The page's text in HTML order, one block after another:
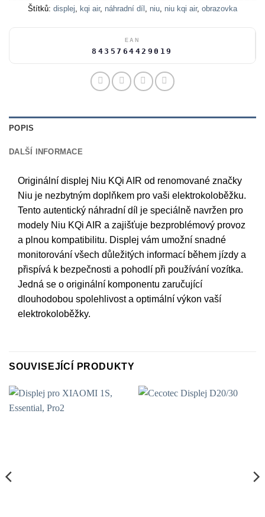
Štítků: displej, kqi air, náhradní díl , niu, niu kqi air, obrazovka
EAN
8435764429019
POPIS
DALŠÍ INFORMACE
Originální displej Niu KQi AIR od renomované značky
Niu je nezbytným doplňkem pro vaši elektrokoloběžku.
Tento autentický náhradní díl je speciálně navržen pro
modely Niu KQi AIR a zajišťuje bezproblémový provoz
a plnou kompatibilitu. Displej vám umožní snadné
monitorování všech důležitých informací během jízdy a
přispívá k bezpečnosti a pohodlí při používání vozítka.
Jedná se o originální komponentu zaručující
dlouhodobou spolehlivost a optimální výkon vaší
elektrokoloběžky.
SOUVISEJÍCÍ PRODUKTY